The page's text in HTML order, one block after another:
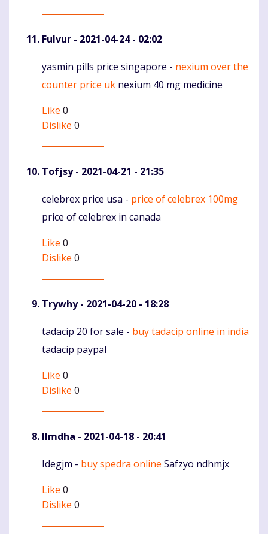
Fulvur - 2021-04-24 - 02:02
Komentaras
yasmin pills price singapore - nexium over the
counter price uk nexium 40 mg medicine
Like 0
Dislike 0
Tofjsy- 2021-04-21 - 21:35
Komentaras
celebrex price usa - price of celebrex 100mg
price of celebrex in canada
Like 0
Dislike 0
Trywhy- 2021-04-20 - 18:28
Komentaras
tadacip 20 for sale - buy tadacip online in india
tadacip paypal
Like 0
Dislike 0
Ilmdha - 2021-04-18 - 20:41
Komentaras
Idegjm - buy spedra online Safzyo ndhmjx
Like 0
Dislike 0